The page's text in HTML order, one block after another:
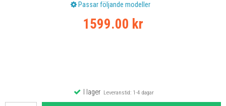
Passar följande modeller
1599.00 kr
I lagerLeveranstid: 1-4 dagar